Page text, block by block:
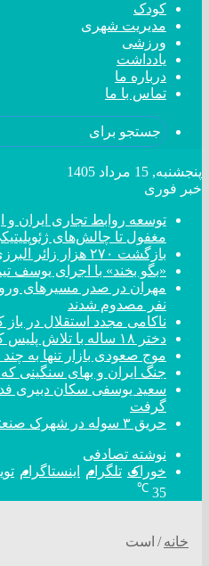
کودک
مدیریت شهری
ورزشی
یادداشت
درباره ما
تماس با ما
پنجشنبه, 15 مرداد 1405
خبر فوری
توسعه روابط تجاری ایران
مغفول تا چالش‌های
بازگشت ۲۷۰ هزار زائر البرزی از سفر اربعین
«بگو بخند» با اجرای یوسف
نفر مصدوم شدند
ناکامی مجدد استقلال در باز
دختر ‌۱۸‌ ‌ساله‌ با تلاش پلیس کرج از خودکشی منصرف شد
موج صعودی بازار تنها به
جنگ ایران و بهای سنگینی
سعید یوسفی سکان دبیری
گرفت
حریق ۳ سوله در شهرک صنعتی شمس‌آباد با ۲۶ مصدوم
نوشته تصادفی
خوراک تلگرام اینستاگرام
35
℃
خانه / است